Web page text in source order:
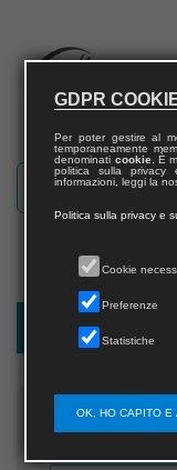
Password recovery
Inserisci il
GDPR
Per poter gestire al
temporaneamente
denominati cookie. È
politica sulla
informazioni, leggi la
Politica sulla privacy e
Cookie
Preferenze
Statistiche
OK, HO CAPITO E